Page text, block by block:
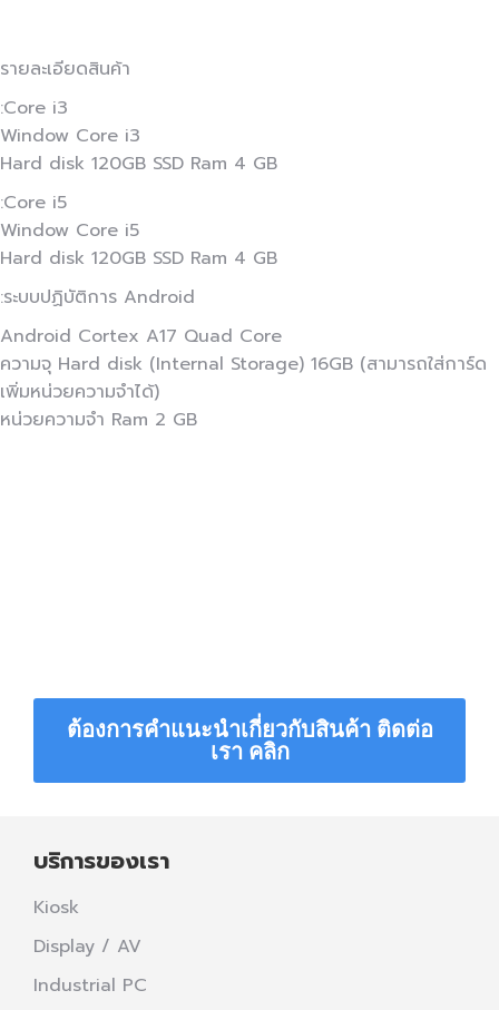
รายละเอียดสินค้า
:Core i3
Window Core i3
Hard disk 120GB SSD Ram 4 GB
:Core i5
Window Core i5
Hard disk 120GB SSD Ram 4 GB
:ระบบปฏิบัติการ Android
Android Cortex A17 Quad Core
ความจุ Hard disk (Internal Storage) 16GB (สามารถใส่การ์ด
เพิ่มหน่วยความจำได้)
หน่วยความจำ Ram 2 GB
ต้องการคำแนะนำเกี่ยวกับสินค้า ติดต่อ
เรา คลิก
บริการของเรา
Kiosk
Display / AV
Industrial PC